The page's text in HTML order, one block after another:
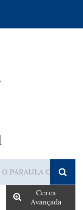
Cerca
Avançada